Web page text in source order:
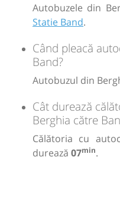
Autobuzele din
Statie Band.
Când pleacă
Band?
Autobuzul din
Cât durează
Berghia către
Călătoria cu
durează 07min.